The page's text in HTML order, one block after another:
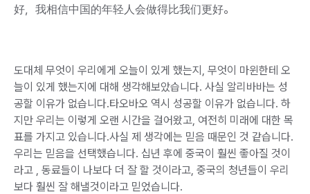
好，我相信中国的年轻人会做得比我们更好。
도대체 무엇이 우리에게 오늘이 있게 했는지, 무엇이 마윈한테 오
늘이 있게 했는지에 대해 생각해보았습니다. 사실 알리바바는 성
공할 이유가 없습니다.타오바오 역시 성공할 이유가 없습니다. 하
지만 우리는 이렇게 오랜 시간을 걸어왔고, 여전히 미래에 대한 목
표를 가지고 있습니다.사실 제 생각에는 믿음 때문인 것 같습니다.
우리는 믿음을 선택했습니다. 십년 후에 중국이 훨씬 좋아질 것이
라고 , 동료들이 나보다 더 잘 할 것이라고, 중국의 청년들이 우리
보다 훨씬 잘 해낼것이라고 믿었습니다.